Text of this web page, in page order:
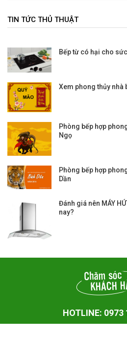
TIN TỨC THỦ THUẬT
Bếp từ có hại cho
Xem phong thủy nhà
Phòng bếp hợp
Ngọ
Phòng bếp hợp
Dần
Đánh giá nên MÁY
nay?
HOTLINE: 0973